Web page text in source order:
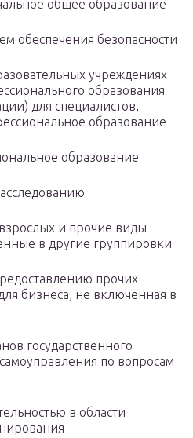
общее образование
обеспечения безопасности
учреждениях
образования
для специалистов,
образование
образование
и прочие виды
в другие группировки
прочих
бизнеса, не включенная в
государственного
по вопросам
в области